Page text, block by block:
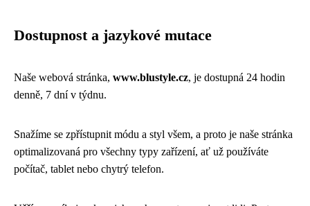
Dostupnost a jazykové mutace
Naše webová stránka, www.blustyle.cz, je dostupná 24 hodin
denně, 7 dní v týdnu.
Snažíme se zpřístupnit módu a styl všem, a proto je naše stránka
optimalizovaná pro všechny typy zařízení, ať už používáte
počítač, tablet nebo chytrý telefon.